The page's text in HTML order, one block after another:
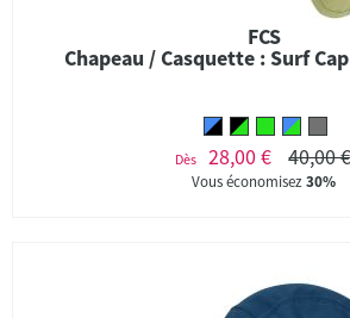
FCS
Chapeau / Casquette : Surf
Dès 28,00 € 40,00
Vous économisez30%